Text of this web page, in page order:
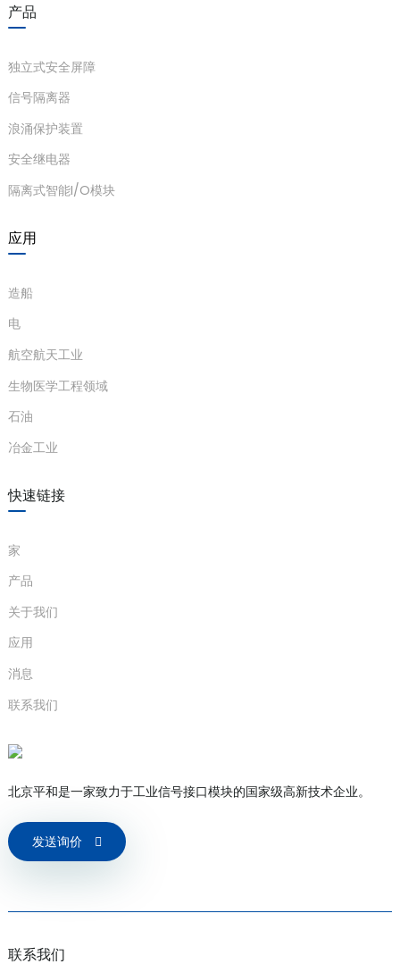
产品
独立式安全屏障
信号隔离器
浪涌保护装置
安全继电器
隔离式智能I/O模块
应用
造船
电
航空航天工业
生物医学工程领域
石油
冶金工业
快速链接
家
产品
关于我们
应用
消息
联系我们
北京平和是一家致力于工业信号接口模块的国家级高新技术企业。
发送询价
联系我们